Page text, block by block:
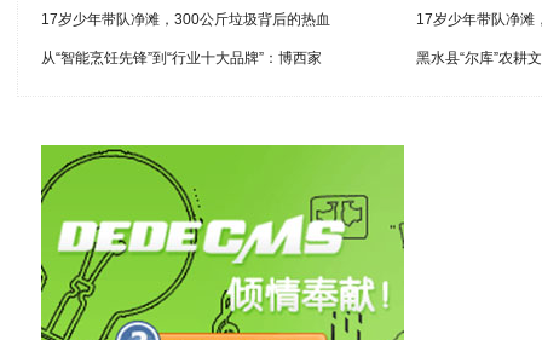
17岁少年带队净滩，300公斤垃圾背后的热血 17岁少年带队净滩
从“智能烹饪先锋”到“行业十大品牌”：博西家 黑水县“尔库”农耕